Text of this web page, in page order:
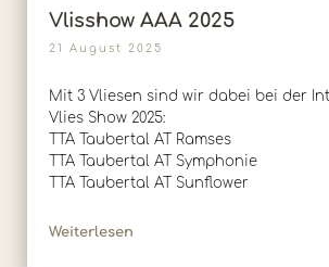
Vlisshow AAA 2025
21 August 2025
Mit 3 Vliesen sind wir dabei bei der
Vlies Show 2025:
TTA Taubertal AT Ramses
TTA Taubertal AT Symphonie
TTA Taubertal AT Sunflower
Weiterlesen